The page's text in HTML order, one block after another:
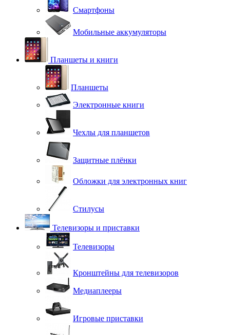
Смартфоны
Мобильные аккумуляторы
Планшеты и книги
Планшеты
Электронные книги
Чехлы для планшетов
Защитные плёнки
Обложки для электронных книг
Стилусы
Телевизоры и приставки
Телевизоры
Кронштейны для телевизоров
Медиаплееры
Игровые приставки